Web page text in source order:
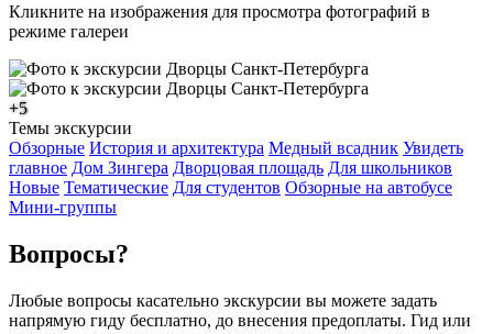
Кликните на изображения для просмотра фотографий в
режиме галереи
+5
Темы экскурсии
Обзорные История и архитектура Медный всадник Увидеть
главное Дом Зингера Дворцовая площадь Для школьников
Новые Тематические Для студентов Обзорные на автобусе
Мини-группы
Вопросы?
Любые вопросы касательно экскурсии вы можете задать
напрямую гиду бесплатно, до внесения предоплаты. Гид или